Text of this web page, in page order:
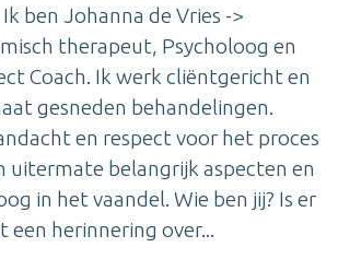
ben Johanna de Vries ->
therapeut, Psycholoog en
Coach. Ik werk cliëntgericht en
gesneden behandelingen.
en respect voor het proces
uitermate belangrijk aspecten en
in het vaandel. Wie ben jij? Is er
een herinnering over...